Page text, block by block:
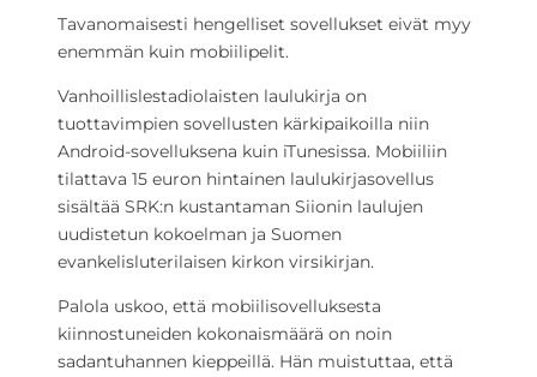
Tavanomaisesti hengelliset sovellukset eivät myy
enemmän kuin mobiilipelit.
Vanhoillislestadiolaisten laulukirja on
tuottavimpien sovellusten kärkipaikoilla niin
Android-sovelluksena kuin iTunesissa. Mobiiliin
tilattava 15 euron hintainen laulukirjasovellus
sisältää SRK:n kustantaman Siionin laulujen
uudistetun kokoelman ja Suomen
evankelisluterilaisen kirkon virsikirjan.
Palola uskoo, että mobiilisovelluksesta
kiinnostuneiden kokonaismäärä on noin
sadantuhannen kieppeillä. Hän muistuttaa, että